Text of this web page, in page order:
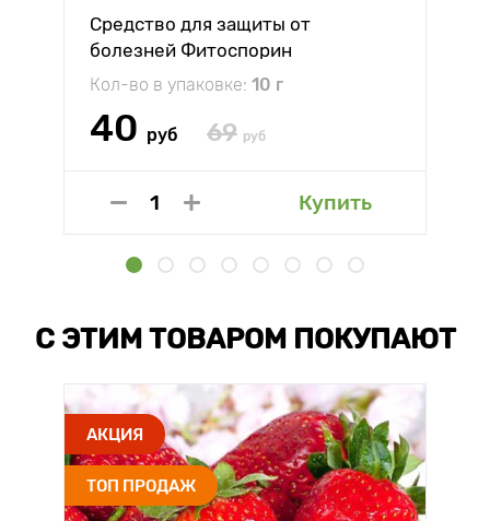
Средство для защиты от
болезней Фитоспорин
Кол-во в упаковке: 10 г
40 руб 69 руб
Купить
С ЭТИМ ТОВАРОМ ПОКУПАЮТ
АКЦИЯ
ТОП ПРОДАЖ